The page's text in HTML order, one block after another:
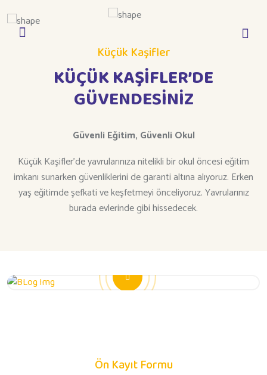
Küçük Kaşifler
KÜÇÜK KAŞİFLER’DE
GÜVENDESİNİZ
Güvenli Eğitim, Güvenli Okul
Küçük Kaşifler’de yavrularınıza nitelikli bir okul öncesi eğitim
imkanı sunarken güvenliklerini de garanti altına alıyoruz. Erken
yaş eğitimde şefkati ve keşfetmeyi önceliyoruz. Yavrularınız
burada evlerinde gibi hissedecek.
Ön Kayıt Formu